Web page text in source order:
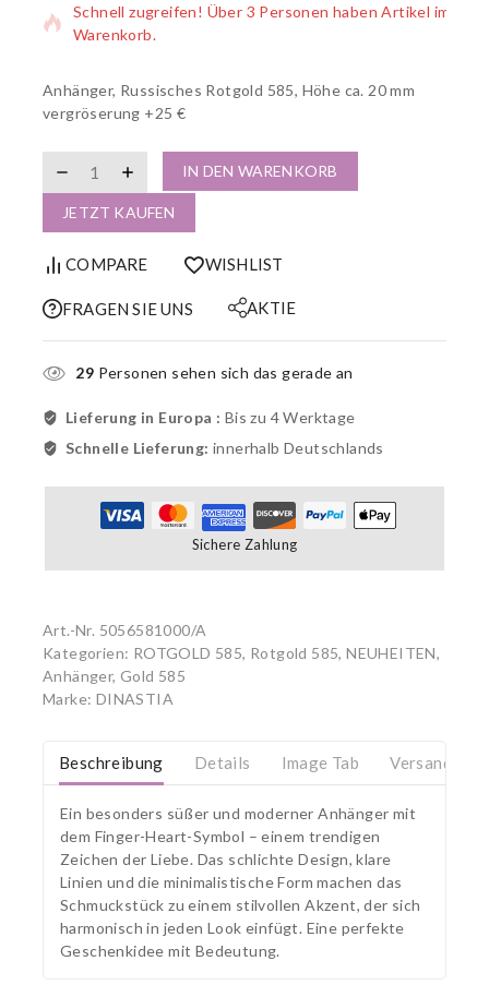
Schnell zugreifen! Über 3 Personen haben Artikel im
Warenkorb.
Anhänger, Russisches Rotgold 585, Höhe ca. 20 mm
vergröserung +25 €
IN DEN WARENKORB
JETZT KAUFEN
COMPARE WISHLIST
FRAGEN SIE UNS AKTIE
29 Personen sehen sich das gerade an
Lieferung in Europa : Bis zu 4 Werktage
Schnelle Lieferung: innerhalb Deutschlands
Sichere Zahlung
Art.-Nr. 5056581000/A
Kategorien: ROTGOLD 585, Rotgold 585,NEUHEITEN,
Anhänger, Gold 585
Marke: DINASTIA
Beschreibung Details Image Tab Versand &
Ein besonders süßer und moderner Anhänger mit
dem Finger-Heart-Symbol – einem trendigen
Zeichen der Liebe. Das schlichte Design, klare
Linien und die minimalistische Form machen das
Schmuckstück zu einem stilvollen Akzent, der sich
harmonisch in jeden Look einfügt. Eine perfekte
Geschenkidee mit Bedeutung.